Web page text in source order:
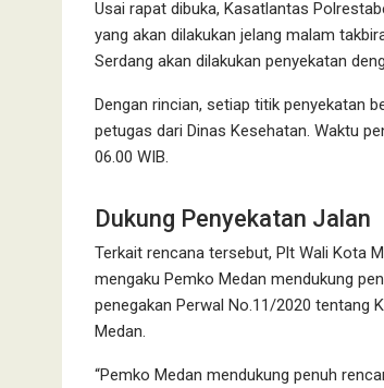
Usai rapat dibuka, Kasatlantas
yang akan dilakukan jelang malam
Serdang akan dilakukan penyekatan
Dengan rincian, setiap titik penyekatan
petugas dari Dinas Kesehatan. Waktu
06.00 WIB.
Dukung Penyekatan Jalan
Terkait rencana tersebut, Plt Wali Kota
mengaku Pemko Medan mendukung
penegakan Perwal No.11/2020 tentang
Medan.
“Pemko Medan mendukung penuh